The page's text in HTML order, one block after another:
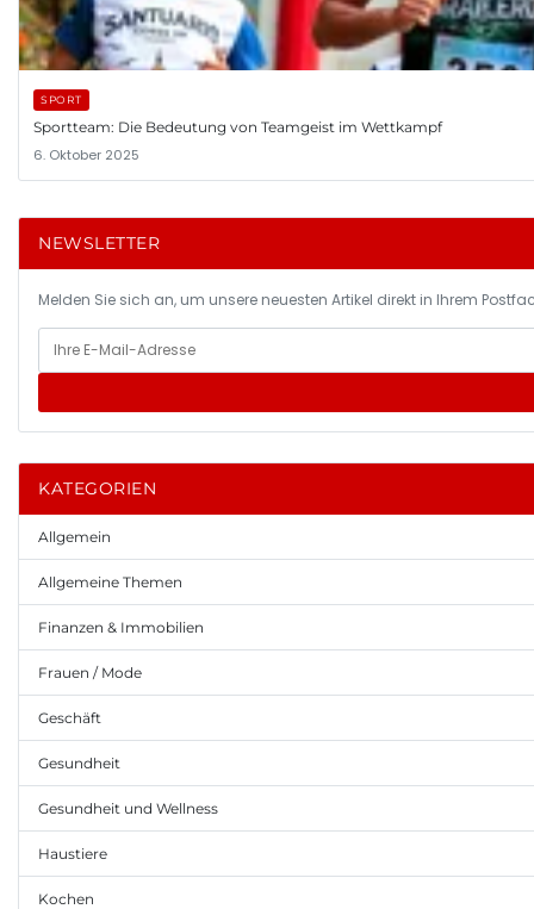
SPORT
Sportteam: Die Bedeutung von Teamgeist im Wettkampf
6. Oktober 2025
NEWSLETTER
Melden Sie sich an, um unsere neuesten Artikel direkt in Ihrem
KATEGORIEN
Allgemein
Allgemeine Themen
Finanzen & Immobilien
Frauen / Mode
Geschäft
Gesundheit
Gesundheit und Wellness
Haustiere
Kochen